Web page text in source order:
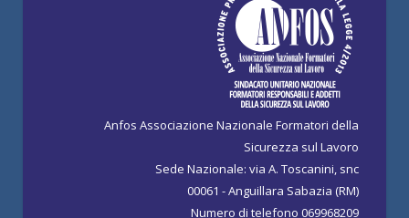
Anfos Associazione Nazionale Formatori della
Sicurezza sul Lavoro
Sede Nazionale: via A. Toscanini, snc
00061 - Anguillara Sabazia (RM)
Numero di telefono 069968209